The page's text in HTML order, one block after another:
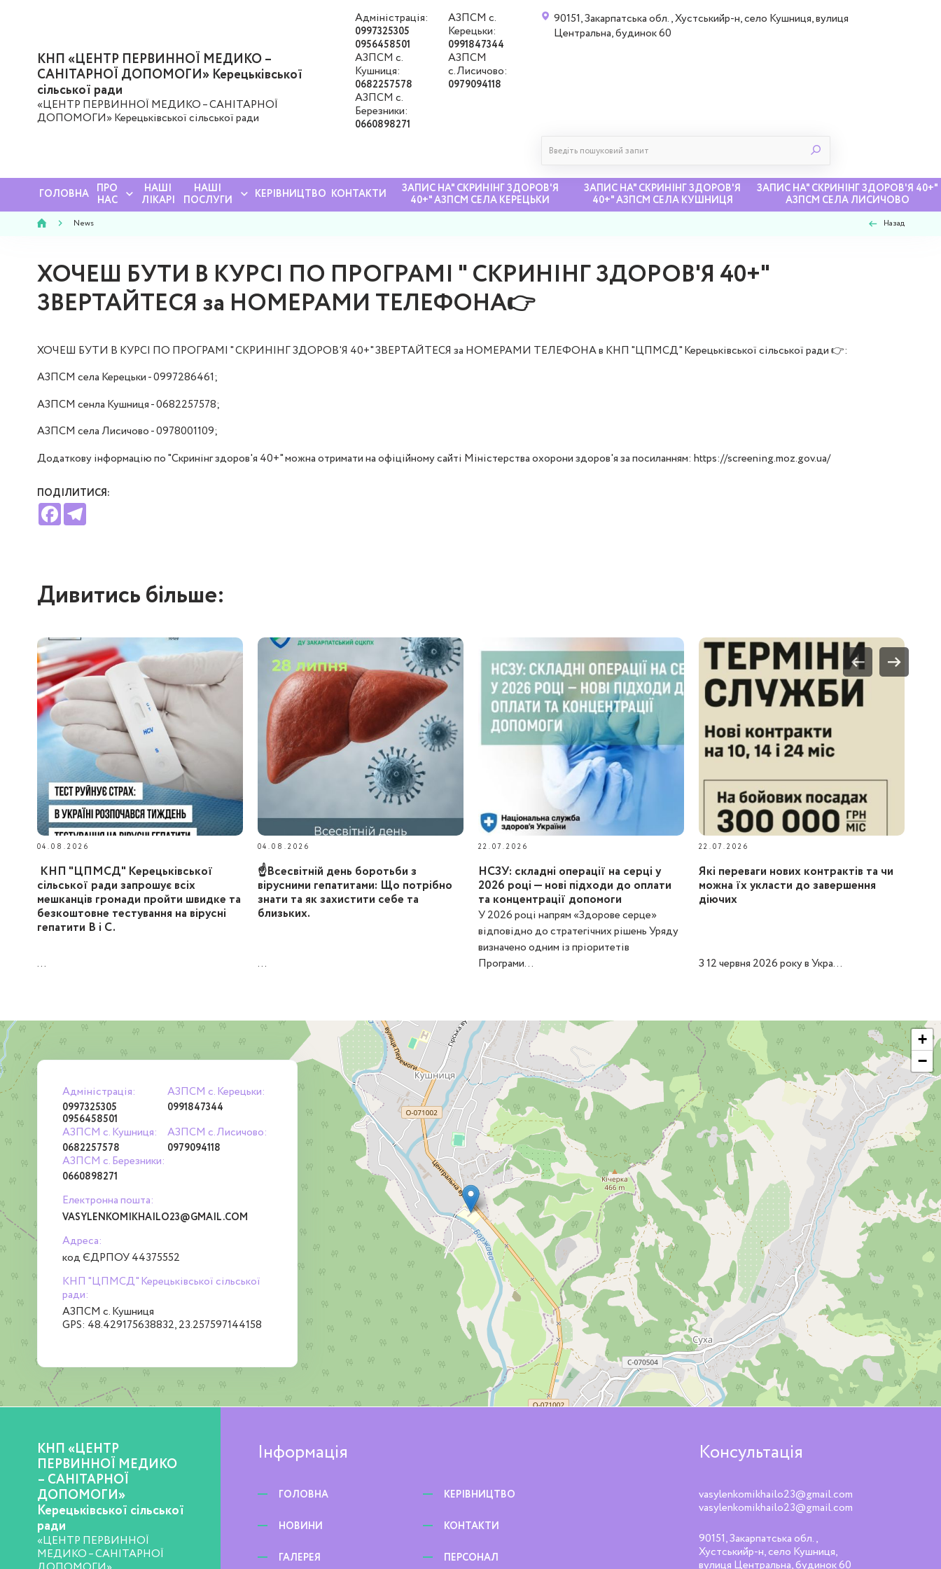
КНП «ЦЕНТР ПЕРВИННОЇ МЕДИКО –
САНІТАРНОЇ ДОПОМОГИ» Керецьківської
сільської ради
«ЦЕНТР ПЕРВИННОЇ МЕДИКО – САНІТАРНОЇ
ДОПОМОГИ» Керецьківської сільської ради
90151, Закарпатська обл., Хустськийр-н, село Кушниця, вулиця
Центральна, будинок 60
Адміністрація:
0997325305
0956458501
АЗПСМ с.
Керецьки:
0991847344
АЗПСМ с.
Кушниця:
0682257578
АЗПСМ
с.Лисичово:
0979094118
АЗПСМ с.
Березники:
0660898271
ГОЛОВНА ПРО
НАС
НАШІ
ЛІКАРІ
НАШІ
ПОСЛУГИ
КЕРІВНИЦТВО КОНТАКТИ
ЗАПИС НА" СКРИНІНГ ЗДОРОВ'Я
40+" АЗПСМ СЕЛА КЕРЕЦЬКИ
ЗАПИС НА" СКРИНІНГ ЗДОРОВ'Я
40+" АЗПСМ СЕЛА КУШНИЦЯ
ЗАПИС НА" СКРИНІНГ ЗДОРОВ'Я 40+"
АЗПСМ СЕЛА ЛИСИЧОВО
News Назад
ХОЧЕШ БУТИ В КУРСІ ПО ПРОГРАМІ " СКРИНІНГ ЗДОРОВ'Я 40+"
ЗВЕРТАЙТЕСЯ за НОМЕРАМИ ТЕЛЕФОНА👉
ХОЧЕШ БУТИ В КУРСІ ПО ПРОГРАМІ " СКРИНІНГ ЗДОРОВ'Я 40+" ЗВЕРТАЙТЕСЯ за НОМЕРАМИ ТЕЛЕФОНА в КНП "ЦПМСД" Керецьківської сільської ради 👉:
АЗПСМ села Керецьки - 0997286461;
АЗПСМ сенла Кушниця - 0682257578;
АЗПСМ села Лисичово - 0978001109;
Додаткову інформацію по "Скринінг здоров'я 40+" можна отримати на офіційному сайті Міністерства охорони здоров'я за посиланням: https://screening.moz.gov.ua/
ПОДІЛИТИСЯ:
FacebookTelegram
Дивитись більше:
04.08.2026
КНП "ЦПМСД" Керецьківської
сільської ради запрошує всіх
мешканців громади пройти швидке та
безкоштовне тестування на вірусні
гепатити B і C.
...
04.08.2026
☝️Всесвітній день боротьби з
вірусними гепатитами: Що потрібно
знати та як захистити себе та
близьких.
...
22.07.2026
НСЗУ: складні операції на серці у
2026 році — нові підходи до оплати
та концентрації допомоги
У 2026 році напрям «Здорове серце»
відповідно до стратегічних рішень Уряду
визначено одним із пріоритетів
Програми...
22.07.2026
Які переваги нових контрактів та чи
можна їх укласти до завершення
діючих
З 12 червня 2026 року в Укра...
Адміністрація:
0997325305
0956458501
АЗПСМ с. Керецьки:
0991847344
АЗПСМ с. Кушниця:
0682257578
АЗПСМ с.Лисичово:
0979094118
АЗПСМ с. Березники:
0660898271
Електронна пошта:
VASYLENKOMIKHAILO23@GMAIL.COM
Адреса:
код ЄДРПОУ 44375552
КНП "ЦПМСД" Керецьківської сільської
ради:
АЗПСМ с. Кушниця
GPS: 48.429175638832, 23.257597144158
+
−
КНП «ЦЕНТР
ПЕРВИННОЇ МЕДИКО
– САНІТАРНОЇ
ДОПОМОГИ»
Керецьківської сільської
ради
«ЦЕНТР ПЕРВИННОЇ
МЕДИКО – САНІТАРНОЇ
Інформація
ГОЛОВНА
НОВИНИ
ГАЛЕРЕЯ
КЕРІВНИЦТВО
КОНТАКТИ
ПЕРСОНАЛ
Консультація
vasylenkomikhailo23@gmail.com
vasylenkomikhailo23@gmail.com
90151, Закарпатська обл.,
Хустськийр-н, село Кушниця,
вулиця Центральна, будинок 60